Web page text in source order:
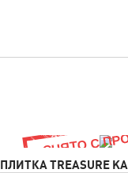
ПЛИТКА TREASURE